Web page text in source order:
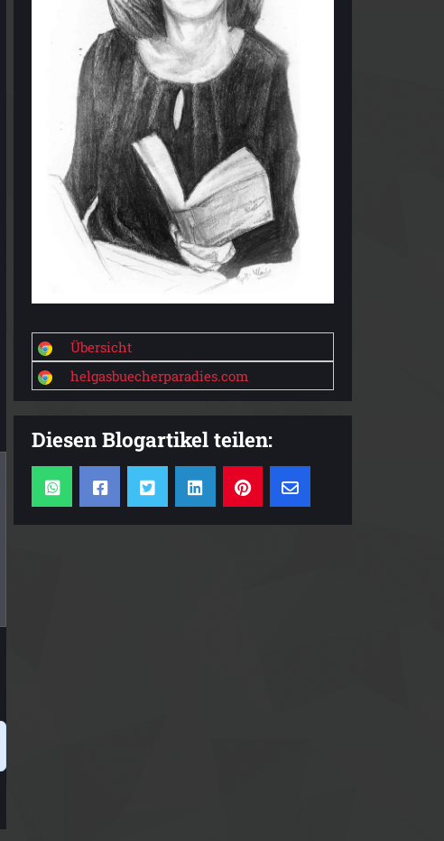
Übersicht
helgasbuecherparadies.com
Diesen Blogartikel teilen: